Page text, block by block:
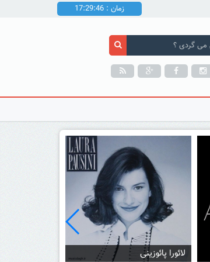
زمان : 17:29:48
مجموعه موسیقی چیل اوت